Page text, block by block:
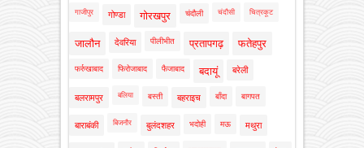
गाजीपुर गोण्डा गोरखपुर चंदौली चंदौसी चित्रकूट
जालौन देवरिया पीलीभीत प्रतापगढ़ फतेहपुर
फर्रुखाबाद फिरोजाबाद फैजाबाद बदायूं बरेली
बलरामपुर बलिया बस्ती बहराइच बाँदा बागपत
बाराबंकी बिजनौर बुलंदशहर भदोही मऊ मथुरा